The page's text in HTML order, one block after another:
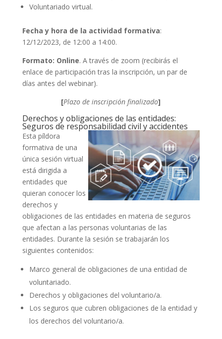
Voluntariado virtual.
Fecha y hora de la actividad formativa:
12/12/2023, de 12:00 a 14:00.
Formato: Online. A través de zoom (recibirás el
enlace de participación tras la inscripción, un par de
días antes del webinar).
[Plazo de inscripción finalizado]
Derechos y obligaciones de las entidades:
Seguros de responsabilidad civil y accidentes
Esta píldora
formativa de una
única sesión virtual
está dirigida a
entidades que
quieran conocer los
derechos y
obligaciones de las entidades en materia de seguros
que afectan a las personas voluntarias de las
entidades. Durante la sesión se trabajarán los
siguientes contenidos:
Marco general de obligaciones de una entidad de
voluntariado.
Derechos y obligaciones del voluntario/a.
Los seguros que cubren obligaciones de la entidad y
los derechos del voluntario/a.